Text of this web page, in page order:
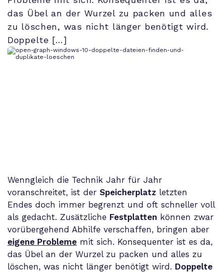
das Übel an der Wurzel zu packen und alles
zu löschen, was nicht länger benötigt wird.
Doppelte […]
Wenngleich die Technik Jahr für Jahr
voranschreitet, ist der Speicherplatz letzten
Endes doch immer begrenzt und oft schneller voll
als gedacht. Zusätzliche Festplatten können zwar
vorübergehend Abhilfe verschaffen, bringen aber
eigene Probleme mit sich. Konsequenter ist es da,
das Übel an der Wurzel zu packen und alles zu
löschen, was nicht länger benötigt wird. Doppelte